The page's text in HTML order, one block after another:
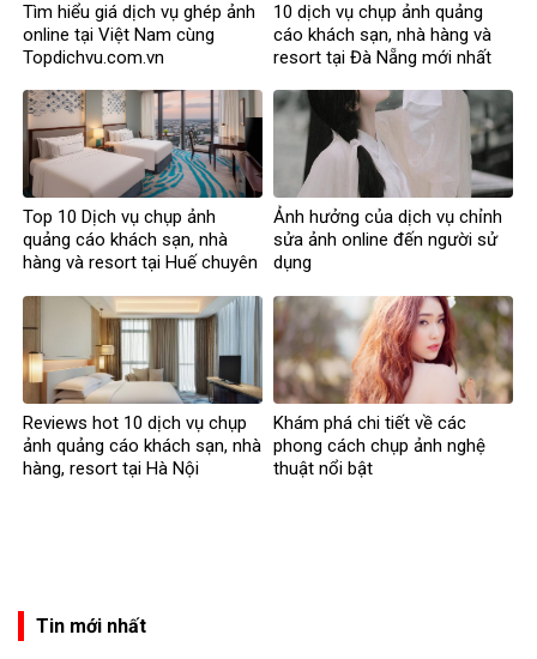
Tìm hiểu giá dịch vụ ghép ảnh
online tại Việt Nam cùng
Topdichvu.com.vn
10 dịch vụ chụp ảnh quảng
cáo khách sạn, nhà hàng và
resort tại Đà Nẵng mới nhất
Top 10 Dịch vụ chụp ảnh
quảng cáo khách sạn, nhà
hàng và resort tại Huế chuyên
Ảnh hưởng của dịch vụ chỉnh
sửa ảnh online đến người sử
dụng
Reviews hot 10 dịch vụ chụp
ảnh quảng cáo khách sạn, nhà
hàng, resort tại Hà Nội
Khám phá chi tiết về các
phong cách chụp ảnh nghệ
thuật nổi bật
Tin mới nhất